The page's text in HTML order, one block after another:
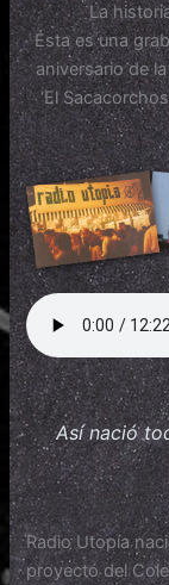
La
Ésta es una
aniversario de
‘El
Así nació
Radio Utopía
proyecto del